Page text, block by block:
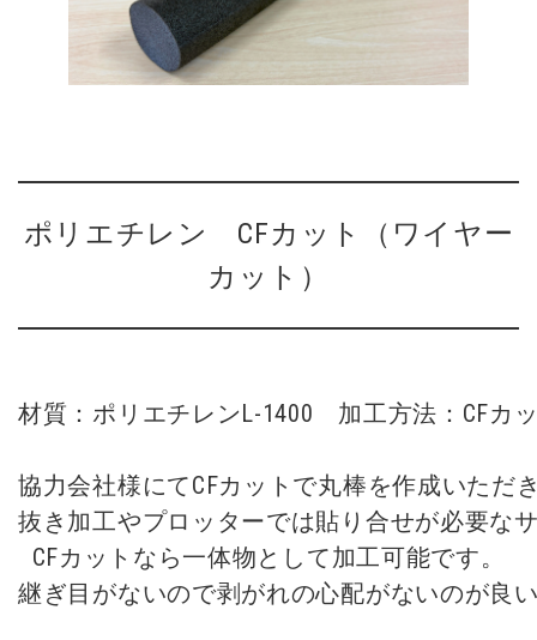
ポリエチレン CFカット（ワイヤー
カット）
材質：ポリエチレンL-1400　加工方法：CFカ
協力会社様にてCFカットで丸棒を作成いただ
抜き加工やプロッターでは貼り合せが必要な
CFカットなら一体物として加工可能です。